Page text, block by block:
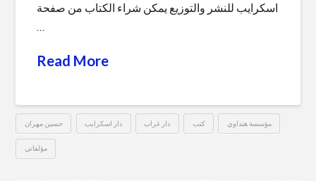
اسكرايب للنشر والتوزيع يمكن شراء الكتاب من صفحة
…
Read More
حسين مهران دار اسكرايب دار غراب كتب مؤسسة هنداوي
مؤلفاتي